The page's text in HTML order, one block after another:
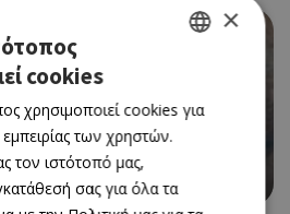
NEW DAY (ΝΕΑ ΤΑΙΝΙΑ)
ENGLISH
×
cookies
χρησιμοποιεί cookies για
των χρηστών.
τον ιστότοπό μας,
σας για όλα τα